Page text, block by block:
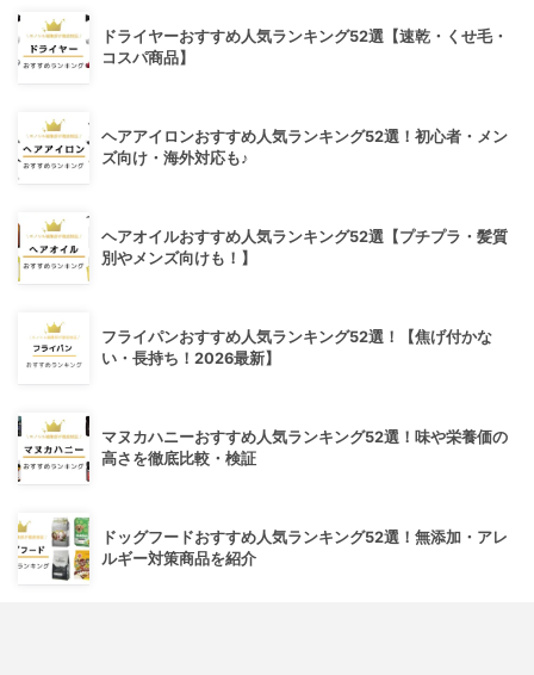
ドライヤーおすすめ人気ランキング52選【速乾・くせ毛・
コスパ商品】
ヘアアイロンおすすめ人気ランキング52選！初心者・メン
ズ向け・海外対応も♪
ヘアオイルおすすめ人気ランキング52選【プチプラ・髪質
別やメンズ向けも！】
フライパンおすすめ人気ランキング52選！【焦げ付かな
い・長持ち！2026最新】
マヌカハニーおすすめ人気ランキング52選！味や栄養価の
高さを徹底比較・検証
ドッグフードおすすめ人気ランキング52選！無添加・アレ
ルギー対策商品を紹介